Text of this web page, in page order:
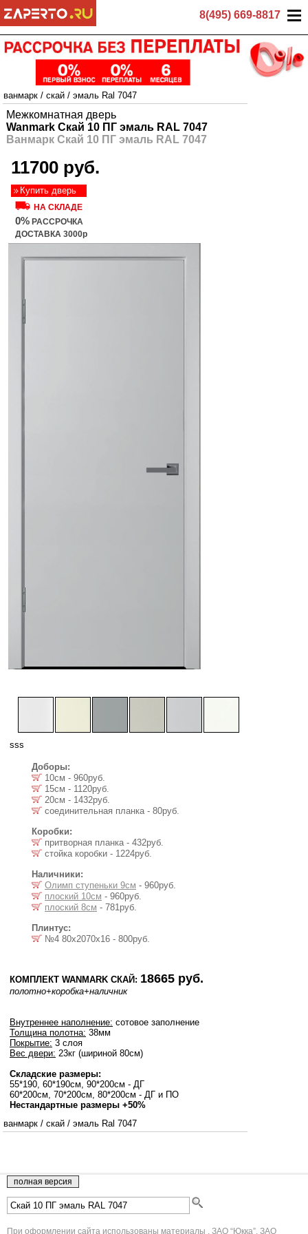
8(495) 669-8817
ванмарк / скай / эмаль Ral 7047
Межкомнатная дверь
Wanmark Скай 10 ПГ эмаль RAL 7047
Ванмарк Скай 10 ПГ эмаль RAL 7047
11700 руб.
Купить дверь
НА СКЛАДЕ
0% РАССРОЧКА
ДОСТАВКА 3000р
sss
Доборы:
10см - 960руб.
15см - 1120руб.
20см - 1432руб.
соединительная планка - 80руб.
Коробки:
притворная планка - 432руб.
стойка коробки - 1224руб.
Наличники:
Олимп ступеньки 9см - 960руб.
плоский 10см - 960руб.
плоский 8см - 781руб.
Плинтус:
№4 80х2070х16 - 800руб.
КОМПЛЕКТ WANMARK СКАЙ: 18665 руб.
полотно+коробка+наличник
Внутреннее наполнение: сотовое заполнение
Толщина полотна: 38мм
Покрытие: 3 слоя
Вес двери: 23кг (шириной 80см)
Складские размеры:
55*190, 60*190см, 90*200см - ДГ
60*200см, 70*200см, 80*200см - ДГ и ПО
Нестандартные размеры +50%
ванмарк / скай / эмаль Ral 7047
При оформлении сайта использованы материалы , ЗАО “Юкка”, ЗАО